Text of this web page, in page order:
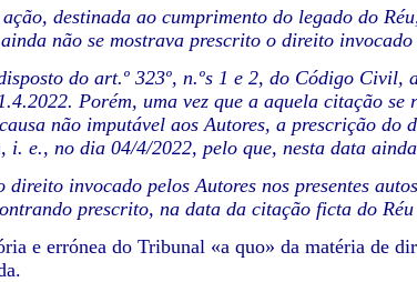
destinada ao cumprimento do legado do
não se mostrava prescrito o direito invocado
do art.º 323º, n.ºs 1 e 2, do Código
Porém, uma vez que a aquela citação
não imputável aos Autores, a prescrição
i. e., no dia 04/4/2022, pelo que, nesta data
direito invocado pelos Autores nos presentes
prescrito, na data da citação ficta do
do Tribunal «a quo» da matéria de